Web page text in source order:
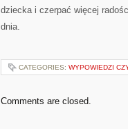
dziecka i czerpać więcej
dnia.
CATEGORIES: WYPOWIEDZI
Comments are closed.